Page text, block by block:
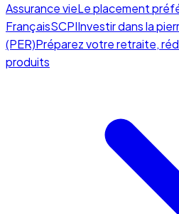
Assurance vieLe placement
FrançaisSCPIInvestir dans la
(PER)Préparez votre retraite,
produits